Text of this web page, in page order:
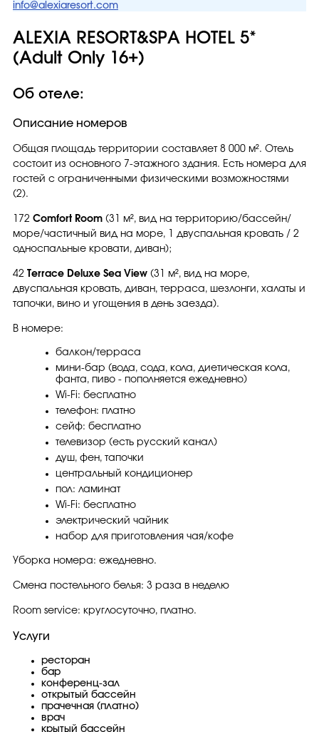
info@alexiaresort.com
ALEXIA RESORT&SPA HOTEL 5*
(Adult Only 16+)
Об отеле:
Описание номеров
Общая площадь территории составляет 8 000 м². Отель
состоит из основного 7-этажного здания. Есть номера для
гостей с ограниченными физическими возможностями
(2).
172 Comfort Room (31 м², вид на территорию/бассейн/
море/частичный вид на море, 1 двуспальная кровать / 2
односпальные кровати, диван);
42 Terrace Deluxe Sea View (31 м², вид на море,
двуспальная кровать, диван, терраса, шезлонги, халаты и
тапочки, вино и угощения в день заезда).
В номере:
балкон/терраса
мини-бар (вода, сода, кола, диетическая кола,
фанта, пиво - пополняется ежедневно)
Wi-Fi: бесплатно
телефон: платно
сейф: бесплатно
телевизор (есть русский канал)
душ, фен, тапочки
центральный кондиционер
пол: ламинат
Wi-Fi: бесплатно
электрический чайник
набор для приготовления чая/кофе
Уборка номера: ежедневно.
Смена постельного белья: 3 раза в неделю
Room service: круглосуточно, платно.
Услуги
ресторан
бар
конференц-зал
открытый бассейн
прачечная (платно)
врач
крытый бассейн